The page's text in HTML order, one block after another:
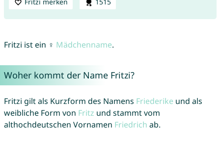
Fritzi ist ein ♀ Mädchenname.
Woher kommt der Name Fritzi?
Fritzi gilt als Kurzform des Namens Friederike und als
weibliche Form von Fritz und stammt vom
althochdeutschen Vornamen Friedrich ab.